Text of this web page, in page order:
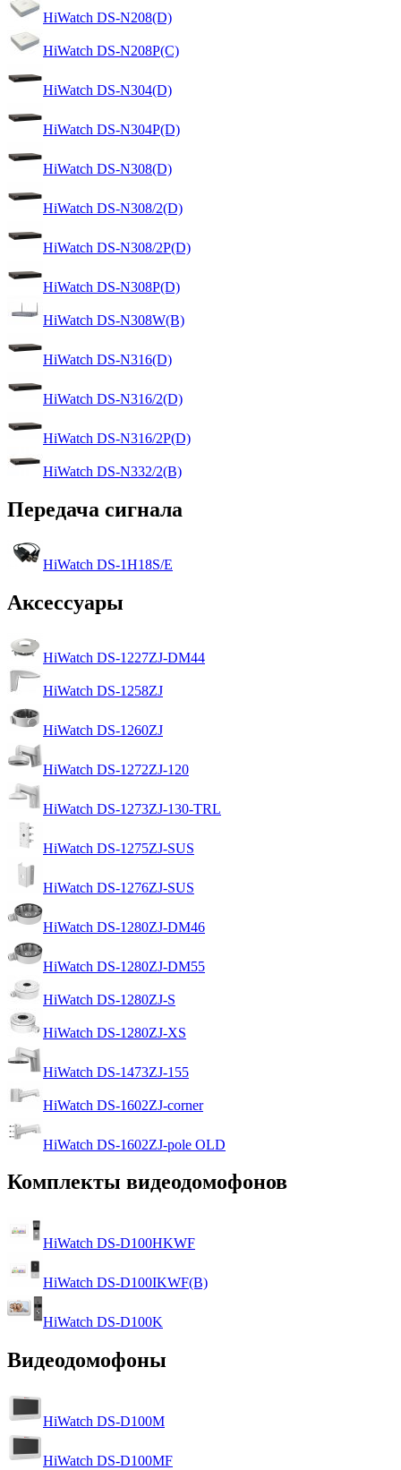
HiWatch DS-N208(D)
HiWatch DS-N208P(C)
HiWatch DS-N304(D)
HiWatch DS-N304P(D)
HiWatch DS-N308(D)
HiWatch DS-N308/2(D)
HiWatch DS-N308/2P(D)
HiWatch DS-N308P(D)
HiWatch DS-N308W(B)
HiWatch DS-N316(D)
HiWatch DS-N316/2(D)
HiWatch DS-N316/2P(D)
HiWatch DS-N332/2(B)
Передача сигнала
HiWatch DS-1H18S/E
Аксессуары
HiWatch DS-1227ZJ-DM44
HiWatch DS-1258ZJ
HiWatch DS-1260ZJ
HiWatch DS-1272ZJ-120
HiWatch DS-1273ZJ-130-TRL
HiWatch DS-1275ZJ-SUS
HiWatch DS-1276ZJ-SUS
HiWatch DS-1280ZJ-DM46
HiWatch DS-1280ZJ-DM55
HiWatch DS-1280ZJ-S
HiWatch DS-1280ZJ-XS
HiWatch DS-1473ZJ-155
HiWatch DS-1602ZJ-corner
HiWatch DS-1602ZJ-pole OLD
Комплекты видеодомофонов
HiWatch DS-D100HKWF
HiWatch DS-D100IKWF(B)
HiWatch DS-D100K
Видеодомофоны
HiWatch DS-D100M
HiWatch DS-D100MF